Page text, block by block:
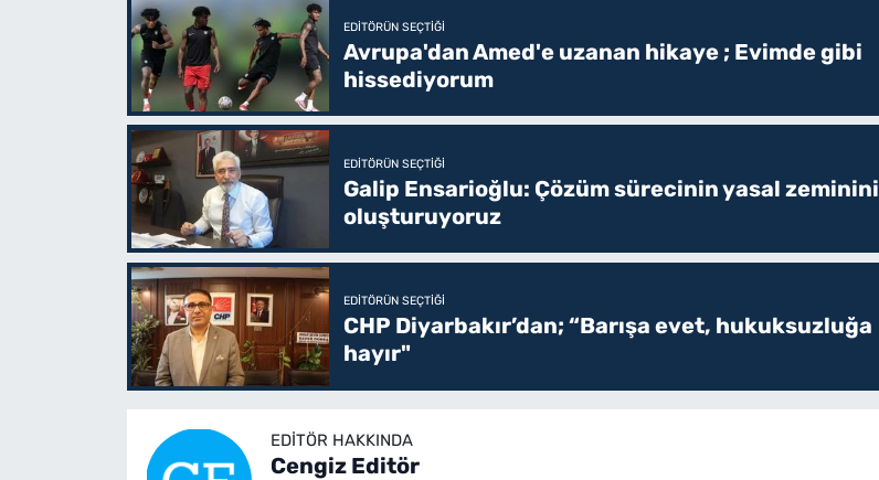
EDITÖRÜN SEÇTIĞI
Avrupa'dan Amed'e uzanan hikaye ; Evimde gibi
hissediyorum
EDITÖRÜN SEÇTIĞI
Galip Ensarioğlu: Çözüm sürecinin yasal zeminini
oluşturuyoruz
EDITÖRÜN SEÇTIĞI
CHP Diyarbakır’dan; “Barışa evet, hukuksuzluğa
hayır"
EDITÖR HAKKINDA
Cengiz Editör